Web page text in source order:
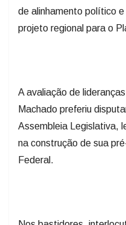
de alinhamento político
projeto regional para o
A avaliação de
Machado preferiu
Assembleia Legislativa,
na construção de sua
Federal.